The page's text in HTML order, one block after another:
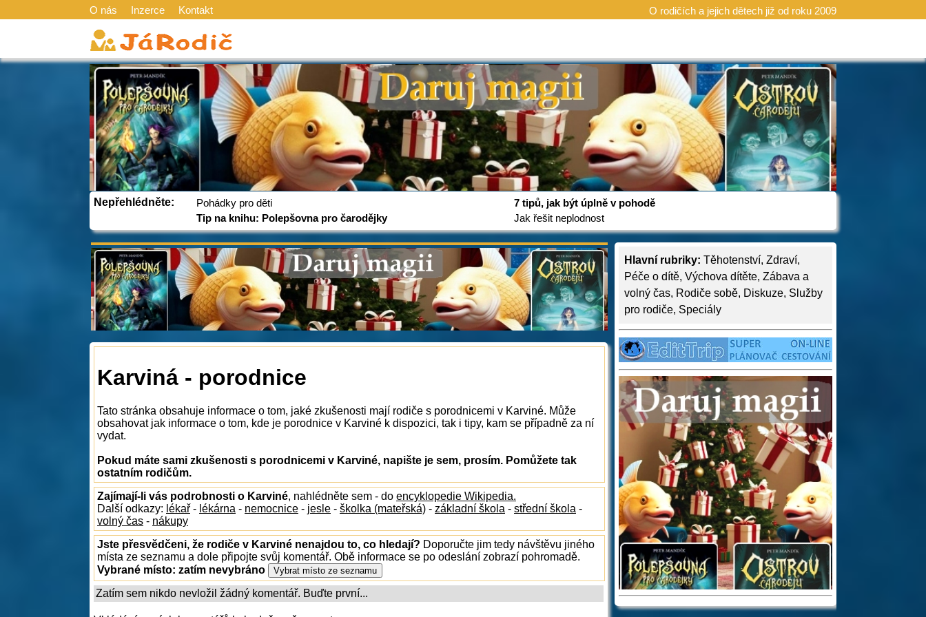
O nás Inzerce Kontakt O rodičích a jejich dětech již od roku 2009
Nepřehlédněte:
Pohádky pro děti
Tip na knihu: Polepšovna pro čarodějky
7 tipů, jak být úplně v pohodě
Jak řešit neplodnost
Hlavní rubriky: Těhotenství, Zdraví,
Péče o dítě, Výchova dítěte, Zábava a
volný čas, Rodiče sobě, Diskuze, Služby
pro rodiče, Speciály
Karviná - porodnice
Tato stránka obsahuje informace o tom, jaké zkušenosti mají rodiče s porodnicemi v Karviné. Může
obsahovat jak informace o tom, kde je porodnice v Karviné k dispozici, tak i tipy, kam se případně za ní
vydat.
Pokud máte sami zkušenosti s porodnicemi v Karviné, napište je sem, prosím. Pomůžete tak
ostatním rodičům.
Zajímají-li vás podrobnosti o Karviné, nahlédněte sem - do encyklopedie Wikipedia.
Další odkazy: lékař - lékárna - nemocnice - jesle - školka (mateřská) - základní škola - střední škola -
volný čas - nákupy
Jste přesvědčeni, že rodiče v Karviné nenajdou to, co hledají? Doporučte jim tedy návštěvu jiného
místa ze seznamu a dole připojte svůj komentář. Obě informace se po odeslání zobrazí pohromadě.
Vybrané místo: zatím nevybráno
Zatím sem nikdo nevložil žádný komentář. Buďte první...